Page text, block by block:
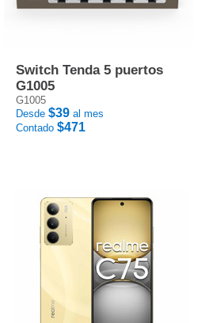
Switch Tenda 5 puertos
G1005
G1005
Desde $39 al mes
Contado $471